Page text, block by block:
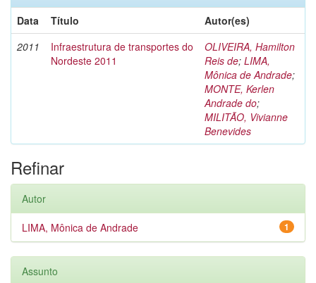
Data
Título
Autor(es)
2011
Infraestrutura de transportes do
Nordeste 2011
OLIVEIRA, Hamilton
Reis de; LIMA,
Mônica de Andrade;
MONTE, Kerlen
Andrade do;
MILITÃO, Vivianne
Benevides
Refinar
Autor
1
LIMA, Mônica de Andrade
Assunto